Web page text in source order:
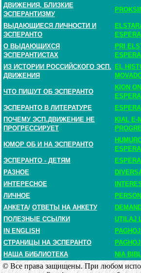
ДВИЖЕНИЯ, БЛИЗКИЕ
ЭСПЕРАНТИЗМУ
ВЫДАЮЩИЕСЯ ЛИЧНОСТИ И
ЭСПЕРАНТО
О ВЫДАЮЩИХСЯ
ЭСПЕРАНТИСТАХ
PRI
ИЗ ИСТОРИИ РОССИЙСКОГО ЭСП.
ДВИЖЕНИЯ
EL
ЧТО ПИШУТ ОБ ЭСПЕРАНТО
KION
ЭСПЕРАНТО В ЛИТЕРАТУРЕ
ПОЧЕМУ ЭСП.ДВИЖЕНИЕ НЕ
ПРОГРЕССИРУЕТ
KIAL E-
ЮМОР ОБ И НА ЭСПЕРАНТО
ЭСПЕРАНТО - ДЕТЯМ
РАЗНОЕ
ИНТЕРЕСНОЕ
ЛИЧНОЕ
АНКЕТА/ ОТВЕТЫ НА АНКЕТУ
ПОЛЕЗНЫЕ ССЫЛКИ
UTILAJ
IN ENGLISH
СТРАНИЦЫ НА ЭСПЕРАНТО
НАША БИБЛИОТЕКА
NIA
© Все права защищены. При любом